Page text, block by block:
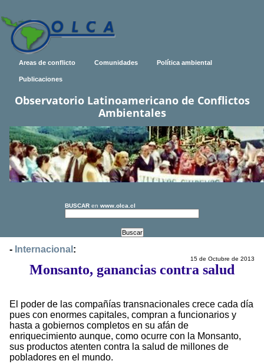
Areas de conflicto Comunidades Política ambiental
Publicaciones
Observatorio Latinoamericano de Conflictos
Ambientales
BUSCAR en www.olca.cl
- Internacional :
15 de Octubre de 2013
Monsanto, ganancias contra salud
El poder de las compañías transnacionales crece cada día
pues con enormes capitales, compran a funcionarios y
hasta a gobiernos completos en su afán de
enriquecimiento aunque, como ocurre con la Monsanto,
sus productos atenten contra la salud de millones de
pobladores en el mundo.